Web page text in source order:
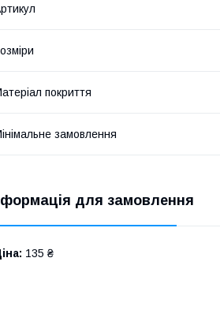
покриття
замовлення
для замовлення
135 ₴